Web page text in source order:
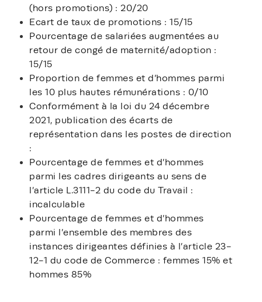
(hors promotions) : 20/20
Ecart de taux de promotions : 15/15
Pourcentage de salariées augmentées au
retour de congé de maternité/adoption :
15/15
Proportion de femmes et d’hommes parmi
les 10 plus hautes rémunérations : 0/10
Conformément à la loi du 24 décembre
2021, publication des écarts de
représentation dans les postes de direction
:
Pourcentage de femmes et d’hommes
parmi les cadres dirigeants au sens de
l’article L.3111-2 du code du Travail :
incalculable
Pourcentage de femmes et d’hommes
parmi l’ensemble des membres des
instances dirigeantes définies à l’article 23-
12-1 du code de Commerce : femmes 15% et
hommes 85%